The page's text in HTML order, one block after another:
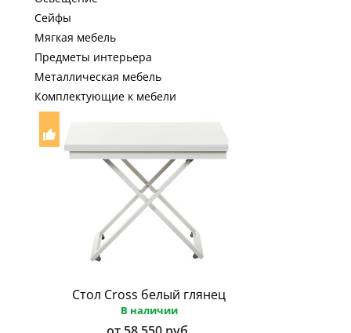
Сейфы
Мягкая мебель
Предметы интерьера
Металлическая мебель
Комплектующие к мебели
Стол Cross белый глянец
В наличии